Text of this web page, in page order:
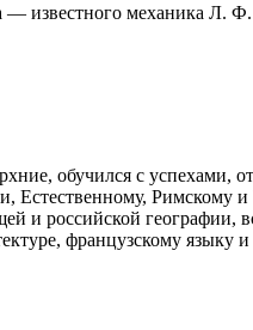
— известного механика
обучился с успехами,
Естественному,
и российской географии,
французскому языку